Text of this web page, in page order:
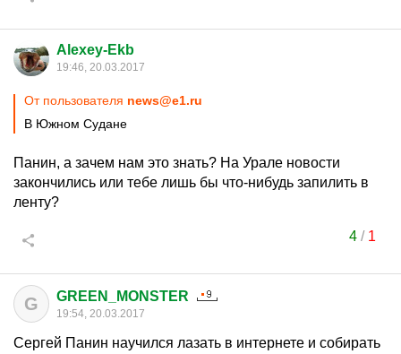
Alexey-Ekb
19:46, 20.03.2017
От пользователя news@e1.ru
В Южном Судане
Панин, а зачем нам это знать? На Урале новости
закончились или тебе лишь бы что-нибудь запилить в
ленту?
4/ 1
G GREEN_MONSTER
19:54, 20.03.2017
Сергей Панин научился лазать в интернете и собирать